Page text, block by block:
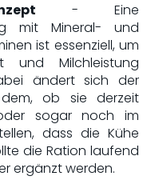
- Eine
mit Mineral- und
ist essenziell, um
und Milchleistung
ändert sich der
ob sie derzeit
sogar noch im
dass die Kühe
die Ration laufend
ergänzt werden.